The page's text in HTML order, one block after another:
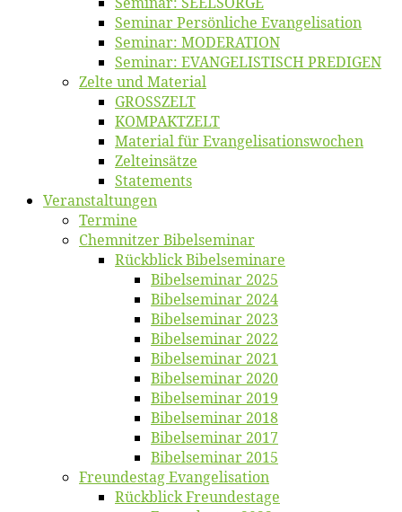
Se­mi­nar Per­sön­li­che Evangelisation
Se­mi­nar: MODERATION
Se­mi­nar: EVANGELISTISCH PREDIGEN
Zel­te und Material
GROSSZELT
KOMPAKTZELT
Ma­te­ri­al für Evangelisationswochen
Zelt­ein­sät­ze
State­ments
Ver­an­stal­tun­gen
Ter­mi­ne
Chemnit­zer Bibelseminar
Rück­blick Bibelseminare
Bi­bel­se­mi­nar 2025
Bi­bel­se­mi­nar 2024
Bi­bel­se­mi­nar 2023
Bi­bel­se­mi­nar 2022
Bi­bel­se­mi­nar 2021
Bi­bel­se­mi­nar 2020
Bi­bel­se­mi­nar 2019
Bi­bel­se­mi­nar 2018
Bibelsemi­nar 2017
Bibelsemi­nar 2015
Freun­des­tag Evangelisation
Rück­blick Freundestage